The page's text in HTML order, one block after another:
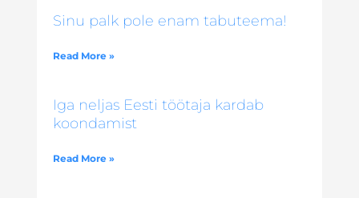
Sinu palk pole enam tabuteema!
Read More »
Iga neljas Eesti töötaja kardab
koondamist
Read More »